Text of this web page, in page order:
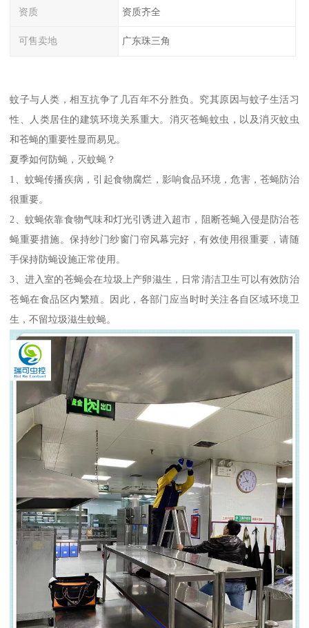
资质 资质齐全
可售卖地 广东珠三角
蚊子与人类，相互抗争了几百年不分胜负。究其原因与蚊子生活习
性、人类居住的建筑环境关系重大。消灭苍蝇蚊虫，以及消灭蚊虫
和苍蝇的重要性显而易见。
夏季如何防蝇，灭蚊蝇？
1、蚊蝇传播疾病，引起食物腐烂，影响食品环境，危害，苍蝇防治
很重要。
2、蚊蝇依靠食物气味和灯光引诱进入超市，阻断苍蝇入侵是防治苍
蝇重要措施。保持纱门纱窗门帘风幕完好，有效使用很重要，请随
手保持防蝇设施正常使用。
3、进入室的苍蝇会在垃圾上产卵滋生，日常清洁卫生可以有效防治
苍蝇在食品区内繁殖。因此，各部门应当时时关注各自区域环境卫
生，不留垃圾滋生蚊蝇。